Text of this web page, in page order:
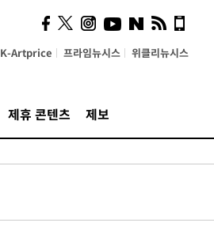
K-Artprice 프라임뉴시스 위클리뉴시스
제휴 콘텐츠 제보